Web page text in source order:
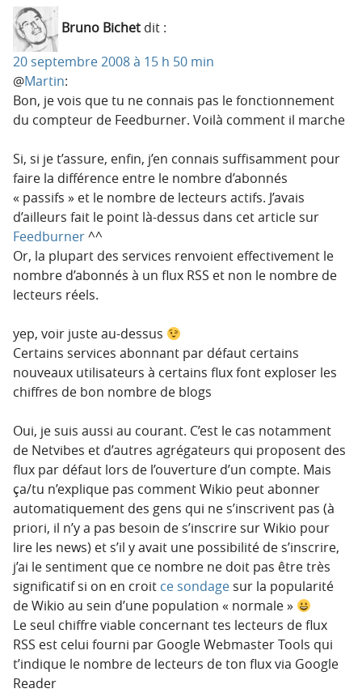
Bruno Bichet dit :
20 septembre 2008 à 15 h 50 min
@Martin:
Bon, je vois que tu ne connais pas le fonctionnement
du compteur de Feedburner. Voilà comment il marche
Si, si je t’assure, enfin, j’en connais suffisamment pour
faire la différence entre le nombre d’abonnés
« passifs » et le nombre de lecteurs actifs. J’avais
d’ailleurs fait le point là-dessus dans cet article sur
Feedburner^^
Or, la plupart des services renvoient effectivement le
nombre d’abonnés à un flux RSS et non le nombre de
lecteurs réels.
yep, voir juste au-dessus
Certains services abonnant par défaut certains
nouveaux utilisateurs à certains flux font exploser les
chiffres de bon nombre de blogs
Oui, je suis aussi au courant. C’est le cas notamment
de Netvibes et d’autres agrégateurs qui proposent des
flux par défaut lors de l’ouverture d’un compte. Mais
ça/tu n’explique pas comment Wikio peut abonner
automatiquement des gens qui ne s’inscrivent pas (à
priori, il n’y a pas besoin de s’inscrire sur Wikio pour
lire les news) et s’il y avait une possibilité de s’inscrire,
j’ai le sentiment que ce nombre ne doit pas être très
significatif si on en croit ce sondage sur la popularité
de Wikio au sein d’une population « normale »
Le seul chiffre viable concernant tes lecteurs de flux
RSS est celui fourni par Google Webmaster Tools qui
t’indique le nombre de lecteurs de ton flux via Google
Reader